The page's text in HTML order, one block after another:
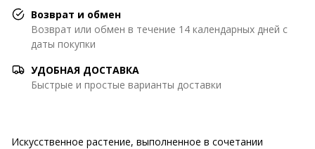
Возврат и обмен
Возврат или обмен в течение 14 календарных дней с
даты покупки
УДОБНАЯ ДОСТАВКА
Быстрые и простые варианты доставки
Искусственное растение, выполненное в сочетании